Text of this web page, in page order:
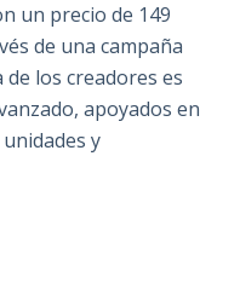
un precio de 149
de una campaña
los creadores es
apoyados en
y